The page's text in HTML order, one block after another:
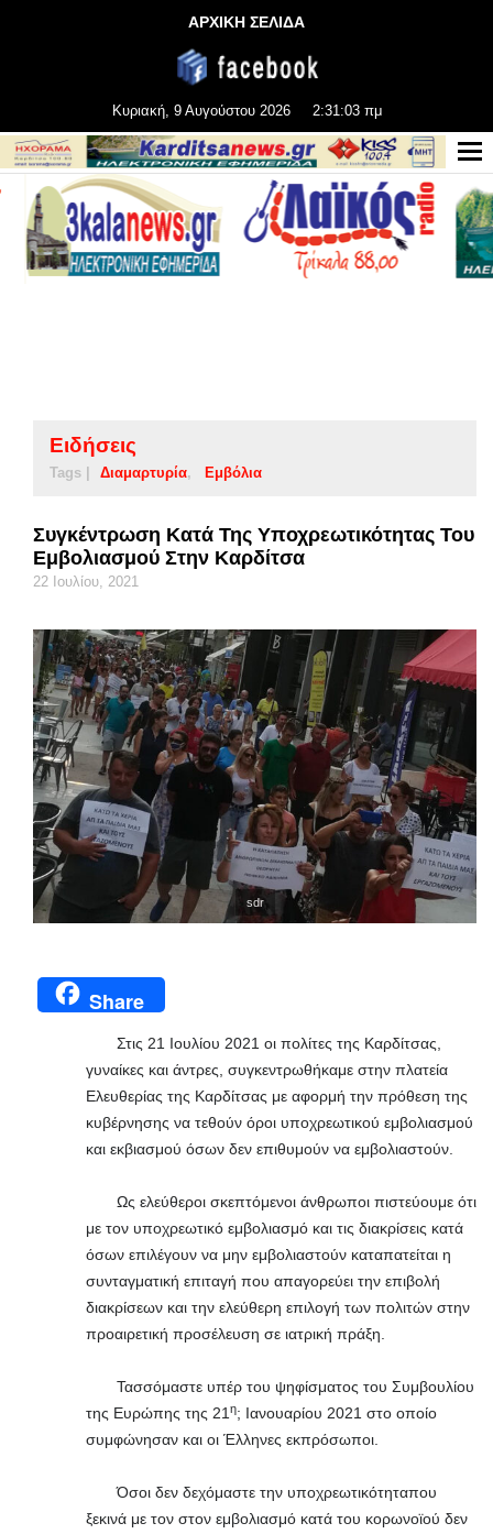
ΑΡΧΙΚΗ ΣΕΛΙΔΑ
Κυριακή, 9 Αυγούστου 2026 2:31:04 πμ
Ειδήσεις
Tags | Διαμαρτυρία Εμβόλια
Συγκέντρωση Κατά Της Υποχρεωτικότητας Του
Εμβολιασμού Στην Καρδίτσα
22 Ιουλίου, 2021
sdr
Share
Στις 21 Ιουλίου 2021 οι πολίτες της Καρδίτσας,
γυναίκες και άντρες, συγκεντρωθήκαμε στην πλατεία
Ελευθερίας της Καρδίτσας με αφορμή την πρόθεση της
κυβέρνησης να τεθούν όροι υποχρεωτικού εμβολιασμού
και εκβιασμού όσων δεν επιθυμούν να εμβολιαστούν.
Ως ελεύθεροι σκεπτόμενοι άνθρωποι πιστεύουμε ότι
με τον υποχρεωτικό εμβολιασμό και τις διακρίσεις κατά
όσων επιλέγουν να μην εμβολιαστούν καταπατείται η
συνταγματική επιταγή που απαγορεύει την επιβολή
διακρίσεων και την ελεύθερη επιλογή των πολιτών στην
προαιρετική προσέλευση σε ιατρική πράξη.
Τασσόμαστε υπέρ του ψηφίσματος του Συμβουλίου
της Ευρώπης της 21η; Ιανουαρίου 2021 στο οποίο
συμφώνησαν και οι Έλληνες εκπρόσωποι.
Όσοι δεν δεχόμαστε την υποχρεωτικότηταπου
ξεκινά με τον στον εμβολιασμό κατά του κορωνοϊού δεν